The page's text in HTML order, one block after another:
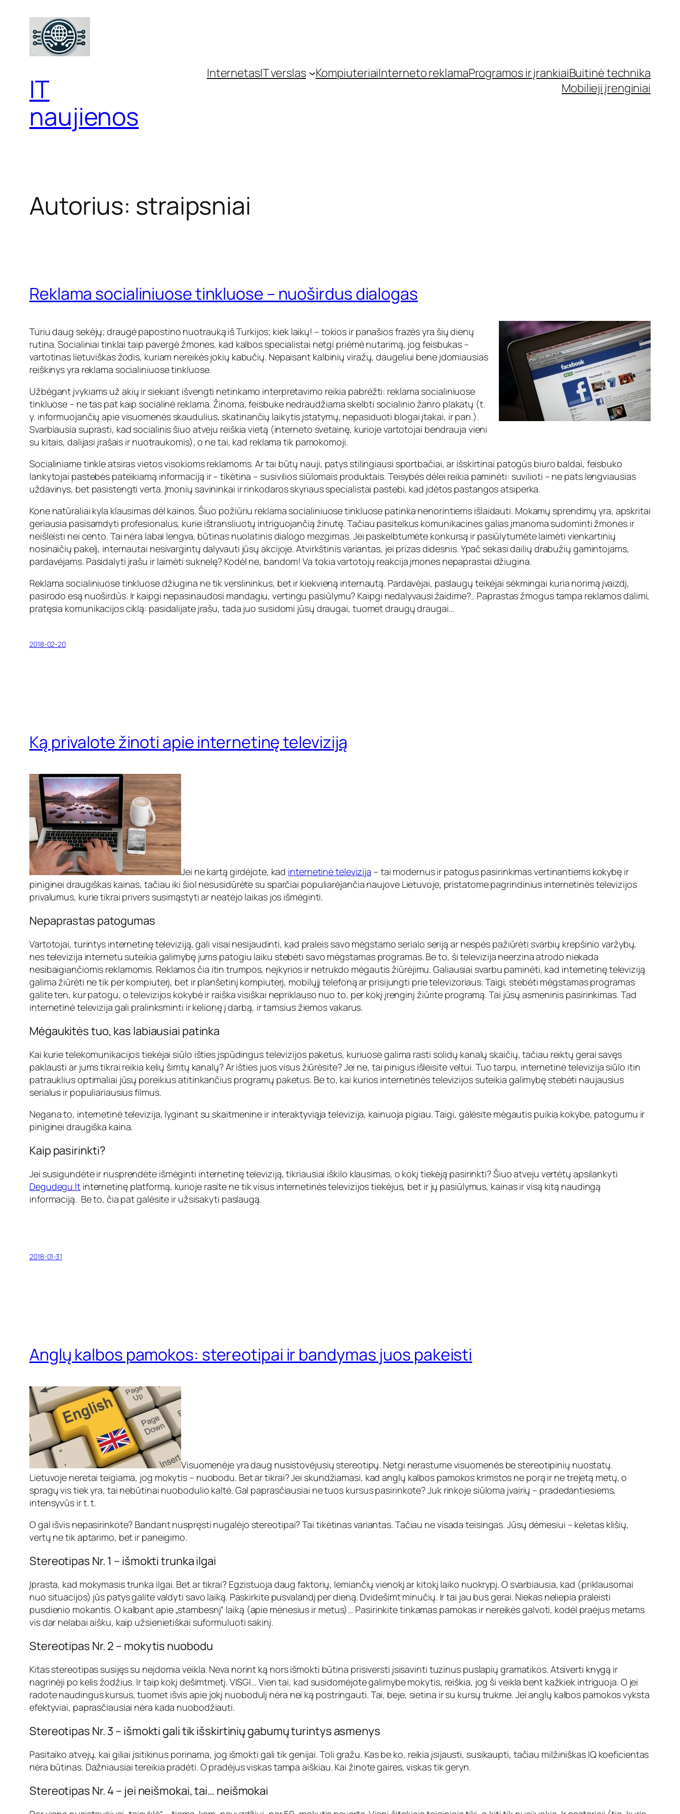
turinio
IT
naujienos
InternetasIT verslas KompiuteriaiInterneto reklamaProgramos ir įrankiaiBuitinė technika
Mobilieji įrenginiai
Autorius: straipsniai
Reklama socialiniuose tinkluose – nuoširdus dialogas
Turiu daug sekėjų; draugėpapostino nuotrauką iš Turkijos; kiek laikų! – tokios ir panašios frazės yra šių dienų
rutina. Socialiniai tinklai taip pavergė žmones, kad kalbos specialistai netgi priėmė nutarimą, jog feisbukas –
vartotinas lietuviškas žodis, kuriam nereikės jokių kabučių. Nepaisant kalbinių viražų, daugeliui bene įdomiausias
reiškinys yra reklama socialiniuose tinkluose.
Užbėgant įvykiams už akių ir siekiant išvengti netinkamo interpretavimo reikia pabrėžti: reklama socialiniuose
tinkluose – ne tas pat kaip socialinė reklama. Žinoma, feisbuke nedraudžiama skelbti socialinio žanro plakatų (t.
y. informuojančių apie visuomenės skaudulius, skatinančių laikytis įstatymų, nepasiduoti blogai įtakai, ir pan.).
Svarbiausia suprasti, kad socialinis šiuo atveju reiškia vietą (interneto svetainę, kurioje vartotojai bendrauja vieni
su kitais, dalijasi įrašais ir nuotraukomis), o ne tai, kad reklama tik pamokomoji.
Socialiniame tinkle atsiras vietos visokioms reklamoms. Ar tai būtų nauji, patys stilingiausi sportbačiai, ar išskirtinai patogūs biuro baldai, feisbuko
lankytojai pastebės pateikiamą informaciją ir – tikėtina – susivilios siūlomais produktais. Teisybės dėlei reikia paminėti: suvilioti – ne pats lengviausias
uždavinys, bet pasistengti verta. Įmonių savininkai ir rinkodaros skyriaus specialistai pastebi, kad įdėtos pastangos atsiperka.
Kone natūraliai kyla klausimas dėl kainos. Šiuo požiūriu reklama socialiniuose tinkluose patinka nenorintiems išlaidauti. Mokamų sprendimų yra, apskritai
geriausia pasisamdyti profesionalus, kurie ištransliuotų intriguojančią žinutę. Tačiau pasitelkus komunikacines galias įmanoma sudominti žmones ir
neišleisti nei cento. Tai nėra labai lengva, būtinas nuolatinis dialogo mezgimas. Jei paskelbtumėte konkursą ir pasiūlytumėte laimėti vienkartinių
nosinaičių pakelį, internautai nesivargintų dalyvauti jūsų akcijoje. Atvirkštinis variantas, jei prizas didesnis. Ypač sekasi dailių drabužių gamintojams,
pardavėjams. Pasidalyti įrašu ir laimėti suknelę? Kodėl ne, bandom! Va tokia vartotojų reakcija įmones nepaprastai džiugina.
Reklama socialiniuose tinkluose džiugina ne tik verslininkus, bet ir kiekvieną internautą. Pardavėjai, paslaugų teikėjai sėkmingai kuria norimą įvaizdį,
pasirodo esą nuoširdūs. Ir kaipgi nepasinaudosi mandagiu, vertingu pasiūlymu? Kaipgi nedalyvausi žaidime?.. Paprastas žmogus tampa reklamos dalimi,
pratęsia komunikacijos ciklą: pasidalijate įrašu, tada juo susidomi jūsų draugai, tuomet draugų draugai…
2018-02-20
Ką privalote žinoti apie internetinę televiziją
Jei ne kartą girdėjote, kad internetinė televizija – tai modernus ir patogus pasirinkimas vertinantiems kokybę ir
piniginei draugiškas kainas, tačiau iki šiol nesusidūrėte su sparčiai populiarėjančia naujove Lietuvoje, pristatome pagrindinius internetinės televizijos
privalumus, kurie tikrai privers susimąstyti ar neatėjo laikas jos išmėginti.
Nepaprastas patogumas
Vartotojai, turintys internetinę televiziją, gali visai nesijaudinti, kad praleis savo mėgstamo serialo seriją ar nespės pažiūrėti svarbių krepšinio varžybų,
nes televizija internetu suteikia galimybę jums patogiu laiku stebėti savo mėgstamas programas. Be to, ši televizija neerzina atrodo niekada
nesibaigiančiomis reklamomis. Reklamos čia itin trumpos, neįkyrios ir netrukdo mėgautis žiūrėjimu. Galiausiai svarbu paminėti, kad internetinę televiziją
galima žiūrėti ne tik per kompiuterį, bet ir planšetinį kompiuterį, mobilųjį telefoną ar prisijungti prie televizoriaus. Taigi, stebėti mėgstamas programas
galite ten, kur patogu, o televizijos kokybė ir raiška visiškai nepriklauso nuo to, per kokį įrenginį žiūrite programą. Tai jūsų asmeninis pasirinkimas. Tad
internetinė televizija gali pralinksminti ir kelionę į darbą, ir tamsius žiemos vakarus.
Mėgaukitės tuo, kas labiausiai patinka
Kai kurie telekomunikacijos tiekėjai siūlo išties įspūdingus televizijos paketus, kuriuose galima rasti solidų kanalų skaičių, tačiau reiktų gerai savęs
paklausti ar jums tikrai reikia kelių šimtų kanalų? Ar išties juos visus žiūrėsite? Jei ne, tai pinigus išleisite veltui. Tuo tarpu, internetinė televizija siūlo itin
patrauklius optimaliai jūsų poreikius atitinkančius programų paketus. Be to, kai kurios internetinės televizijos suteikia galimybę stebėti naujausius
serialus ir populiariausius filmus.
Negana to, internetinė televizija, lyginant su skaitmenine ir interaktyviąja televizija, kainuoja pigiau. Taigi, galėsite mėgautis puikia kokybe, patogumu ir
piniginei draugiška kaina.
Kaip pasirinkti?
Jei susigundėte ir nusprendėte išmėginti internetinę televiziją, tikriausiai iškilo klausimas, o kokį tiekėją pasirinkti? Šiuo atveju vertėtų apsilankyti
Degudegu.ltinternetinę platformą, kurioje rasite ne tik visus internetinės televizijos tiekėjus, bet ir jų pasiūlymus, kainas ir visą kitą naudingą
informaciją. Be to, čia pat galėsite ir užsisakyti paslaugą.
2018-01-31
Anglų kalbos pamokos: stereotipai ir bandymas juos pakeisti
Visuomenėje yra daug nusistovėjusių stereotipų. Netgi nerastume visuomenės be stereotipinių nuostatų.
Lietuvoje neretai teigiama, jog mokytis – nuobodu. Bet ar tikrai? Jei skundžiamasi, kad anglų kalbos pamokos krimstos ne porą ir ne trejetą metų, o
spragų vis tiek yra, tai nebūtinai nuobodulio kaltė. Gal paprasčiausiai ne tuos kursus pasirinkote? Juk rinkoje siūloma įvairių – pradedantiesiems,
intensyvūs ir t. t.
O gal išvis nepasirinkote? Bandant nuspręsti nugalėjo stereotipai? Tai tikėtinas variantas. Tačiau ne visada teisingas. Jūsų dėmesiui – keletas klišių,
vertų ne tik aptarimo, bet ir paneigimo.
Stereotipas Nr. 1 – išmokti trunka ilgai
Įprasta, kad mokymasis trunka ilgai. Bet ar tikrai? Egzistuoja daug faktorių, lemiančių vienokį ar kitokį laiko nuokrypį. O svarbiausia, kad (priklausomai
nuo situacijos) jūs patys galite valdyti savo laiką. Paskirkite pusvalandį per dieną. Dvidešimt minučių. Ir tai jau bus gerai. Niekas neliepia praleisti
pusdienio mokantis. O kalbant apie „stambesnį“ laiką (apie mėnesius ir metus)… Pasirinkite tinkamas pamokas ir nereikės galvoti, kodėl praėjus metams
vis dar nelabai aišku, kaip užsienietiškai suformuluoti sakinį.
Stereotipas Nr. 2 – mokytis nuobodu
Kitas stereotipas susijęs su neįdomia veikla. Neva norint ką nors išmokti būtina prisiversti įsisavinti tuzinus puslapių gramatikos. Atsiverti knygą ir
nagrinėji po kelis žodžius. Ir taip kokį dešimtmetį. VISGI… Vien tai, kad susidomėjote galimybe mokytis, reiškia, jog ši veikla bent kažkiek intriguoja. O jei
radote naudingus kursus, tuomet išvis apie jokį nuobodulį nėra nei ką postringauti. Tai, beje, sietina ir su kursų trukme. Jei anglų kalbos pamokos vyksta
efektyviai, paprasčiausiai nėra kada nuobodžiauti.
Stereotipas Nr. 3 – išmokti gali tik išskirtinių gabumų turintys asmenys
Pasitaiko atvejų, kai giliai įsitikinus porinama, jog išmokti gali tik genijai. Toli gražu. Kas be ko, reikia įsijausti, susikaupti, tačiau milžiniškas IQ koeficientas
nėra būtinas. Dažniausiai tereikia pradėti. O pradėjus viskas tampa aiškiau. Kai žinote gaires, viskas tik geryn.
Stereotipas Nr. 4 – jei neišmokai, tai… neišmokai